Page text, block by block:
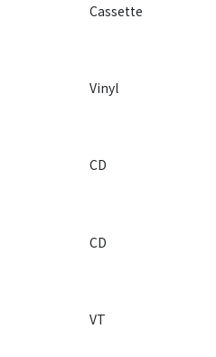
Cassette
Vinyl
CD
CD
VT